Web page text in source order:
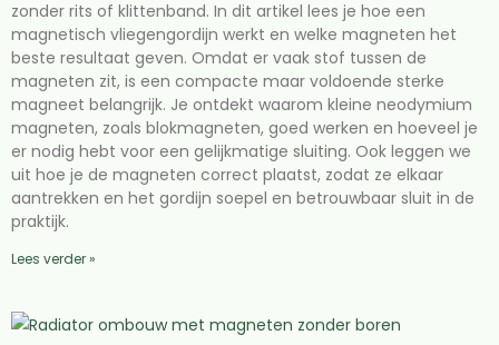
zonder rits of klittenband. In dit artikel lees je hoe een
magnetisch vliegengordijn werkt en welke magneten het
beste resultaat geven. Omdat er vaak stof tussen de
magneten zit, is een compacte maar voldoende sterke
magneet belangrijk. Je ontdekt waarom kleine neodymium
magneten, zoals blokmagneten, goed werken en hoeveel je
er nodig hebt voor een gelijkmatige sluiting. Ook leggen we
uit hoe je de magneten correct plaatst, zodat ze elkaar
aantrekken en het gordijn soepel en betrouwbaar sluit in de
praktijk.
Lees verder »